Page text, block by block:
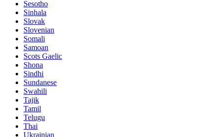
Sesotho
Sinhala
Slovak
Slovenian
Somali
Samoan
Scots Gaelic
Shona
Sindhi
Sundanese
Swahili
Tajik
Tamil
Telugu
Thai
Ukrainian